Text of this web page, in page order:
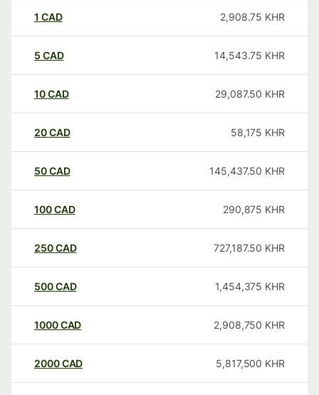
1 CAD 2,908.75 KHR
5 CAD 14,543.75 KHR
10CAD 29,087.50 KHR
20CAD 58,175 KHR
50CAD 145,437.50 KHR
100CAD 290,875 KHR
250CAD 727,187.50 KHR
500CAD 1,454,375 KHR
1000CAD 2,908,750 KHR
2000CAD 5,817,500 KHR